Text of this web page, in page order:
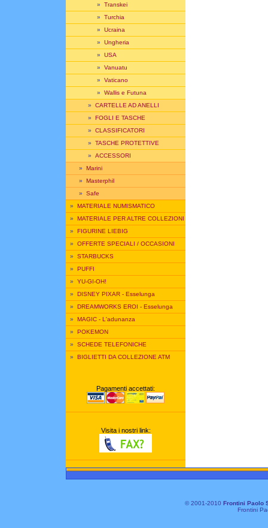
» Transkei
» Turchia
» Ucraina
» Ungheria
» USA
» Vanuatu
» Vaticano
» Wallis e Futuna
» CARTELLE AD ANELLI
» FOGLI E TASCHE
» CLASSIFICATORI
» TASCHE PROTETTIVE
» ACCESSORI
» Marini
» Masterphil
» Safe
» MATERIALE NUMISMATICO
» MATERIALE PER ALTRE COLLEZIONI
» FIGURINE LIEBIG
» OFFERTE SPECIALI / OCCASIONI
» STARBUCKS
» PUFFI
» YU-GI-OH!
» DISNEY PIXAR - Esselunga
» DREAMWORKS EROI - Esselunga
» MAGIC - L'adunanza
» POKEMON
» SCHEDE TELEFONICHE
» BIGLIETTI DA COLLEZIONE ATM
Pagamenti accettati:
Visita i nostri link:
© 2001-2010 Frontini Paolo
Frontini